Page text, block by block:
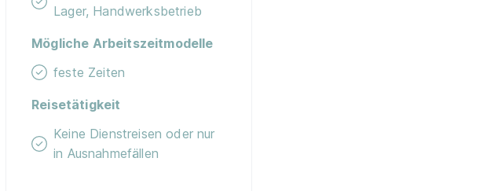
Lager, Handwerksbetrieb
Mögliche Arbeitszeitmodelle
feste Zeiten
Reisetätigkeit
Keine Dienstreisen oder nur
in Ausnahmefällen